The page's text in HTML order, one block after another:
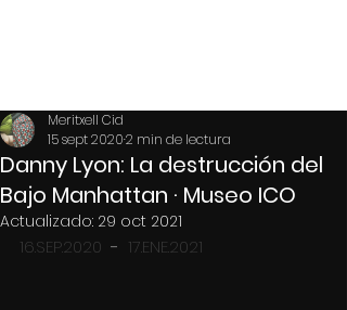
Danny Lyon: La destrucción del
Bajo Manhattan · Museo ICO
Meritxell Cid
15 sept 20202 min de lectura
Actualizado: 29 oct 2021
16.SEP.2020 - 17.ENE.2021